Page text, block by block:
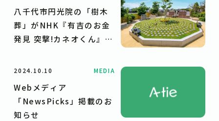
八千代市円光院の「樹木
葬」がNHK『有吉のお金
発見 突撃!カネオくん』で
2024.10.10 MEDIA
Webメディア
「NewsPicks」掲載のお
知らせ